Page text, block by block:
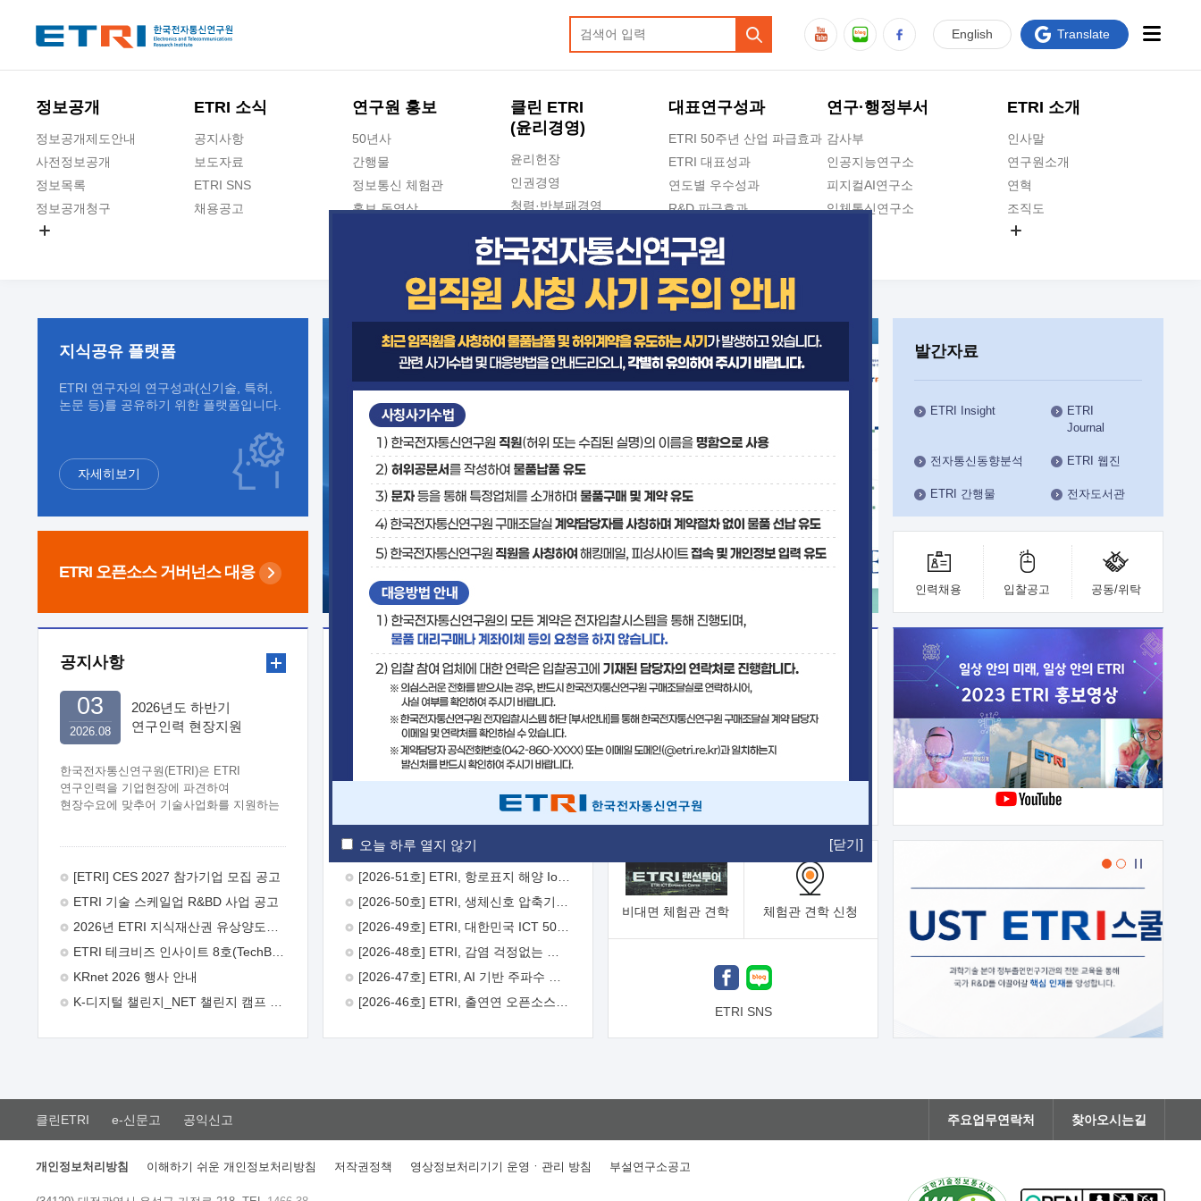
오늘 하루 열지 않기 [닫기]
정보공개
정보공개제도안내
사전정보공개
정보목록
정보공개청구
ETRI 소식
공지사항
보도자료
ETRI SNS
채용공고
연구원 홍보
50년사
간행물
정보통신 체험관
홍보 동영상
클린 ETRI
(윤리경영)
윤리헌장
인권경영
청렴·반부패경영
청렴포털 신고
수의계약 현황
부패징계 현황
감사결과공개
대표연구성과
ETRI 50주년 산업 파급효과
ETRI 대표성과
연도별 우수성과
R&D 파급효과
지식공유플랫폼
연구·행정부서
감사부
인공지능연구소
피지컬AI연구소
입체통신연구소
인공지능안전연구소
우주항공반도체전략연구단
대경권연구본부
호남권연구본부
기획본부
사업화본부
행정본부
대외협력부
ETRI 소개
인사말
연구원소개
연혁
조직도
ETRI CI
English Translate
지식공유 플랫폼
ETRI 연구자의 연구성과(신기술, 특허,
논문 등)를 공유하기 위한 플랫폼입니다.
자세히보기
ETRI 오픈소스 거버넌스 대응
발간자료
ETRI Insight
ETRI
Journal
전자통신동향분석 ETRI 웹진
ETRI 간행물 전자도서관
인력채용 입찰공고 공동/위탁
공지사항
2026년도 하반기
연구인력 현장지원
한국전자통신연구원(ETRI)은 ETRI
연구인력을 기업현장에 파견하여
현장수요에 맞추어 기술사업화를 지원하는
주시기 바랍니다. 2026년 8월
추진목적: ETRI 인력을 기업현장에 파견.
기술지원을 실시함으로써 ETRI 개발기술의
극대화하고, 지원기업을 강견기업으로
육성하고자 함.  신청자격: ETRI
ETRI 창업/연구소기업, 기술이전/출자기업
(2 ~ 3년차) 연봉의 40%  추진일정(1)
희망기업 신청/접수(2)희망인력-희망기업
매칭(3)현장조사/ 선정(심의)(4)협약체결
26일 9월초순 9월 중순 10월 이후*
2026.08
03
[ETRI] CES 2027 참가기업 모집 공고
ETRI 기술 스케일업 R&BD 사업 공고
ETRI 테크비즈 인사이트 8호(TechBiz Insight Vol.8) 발간
KRnet 2026 행사 안내
보도자료
[2026-52호] ETRI, ITU-T 자율주행차 국제표준화 주도한다
기술사업화플랫폼/기술이전
기술예고 중소기업 지원
보유특허 이전가능 기술
융합기술연구생산센터 반도체실험실
비대면 체험관 견학 체험관 견학 신청
ETRI SNS
클린ETRI e-신문고 공익신고 주요업무연락처 찾아오시는길
개인정보처리방침 이해하기 쉬운 개인정보처리방침 저작권정책 영상정보처리기기 운영ㆍ관리 방침 부설연구소공고